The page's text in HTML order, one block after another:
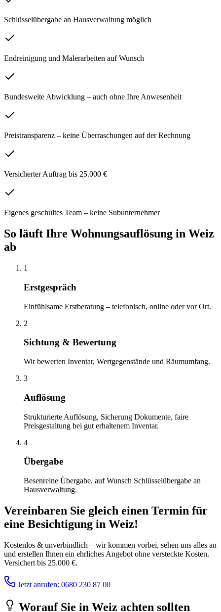
Schlüsselübergabe an Hausverwaltung möglich
Endreinigung und Malerarbeiten auf Wunsch
Bundesweite Abwicklung – auch ohne Ihre Anwesenheit
Preistransparenz – keine Überraschungen auf der Rechnung
Versicherter Auftrag bis 25.000 €
Eigenes geschultes Team – keine Subunternehmer
So läuft Ihre Wohnungsauflösung in Weiz
ab
1
Erstgespräch
Einfühlsame Erstberatung – telefonisch, online oder vor Ort.
2
Sichtung & Bewertung
Wir bewerten Inventar, Wertgegenstände und Räumumfang.
3
Auflösung
Strukturierte Auflösung, Sicherung Dokumente, faire
Preisgestaltung bei gut erhaltenem Inventar.
4
Übergabe
Besenreine Übergabe, auf Wunsch Schlüsselübergabe an
Hausverwaltung.
Vereinbaren Sie gleich einen Termin für
eine Besichtigung in Weiz!
Kostenlos & unverbindlich – wir kommen vorbei, sehen uns alles an
und erstellen Ihnen ein ehrliches Angebot ohne versteckte Kosten.
Versichert bis 25.000 €.
Jetzt anrufen: 0680 230 87 00
Worauf Sie in Weiz achten sollten